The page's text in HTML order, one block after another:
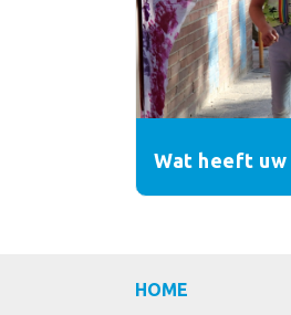
Wat heeft uw
HOME